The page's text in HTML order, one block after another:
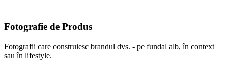
Fotografie de Produs
Fotografii care construiesc brandul dvs. - pe fundal alb, în context
sau în lifestyle.